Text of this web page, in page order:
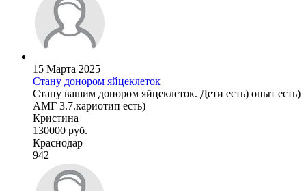
15 Марта 2025
Стану донором яйцеклеток
Стану вашим донором яйцеклеток. Дети есть) опыт есть)
АМГ 3.7.кариотип есть)
Кристина
130000 руб.
Краснодар
942